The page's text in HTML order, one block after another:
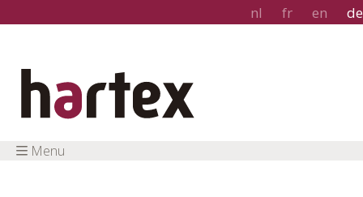
nl fr en de
Menu